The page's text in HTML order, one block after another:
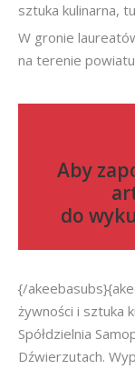
sztuka kulinarna,
W gronie
na terenie
Aby
do
{/
żywności i sztuka
Spółdzielnia
Dźwierzutach.